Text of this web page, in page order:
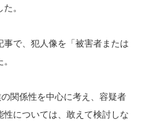
。
で、犯人像を「被害者または
関係性を中心に考え、容疑者
については、敢えて検討しな